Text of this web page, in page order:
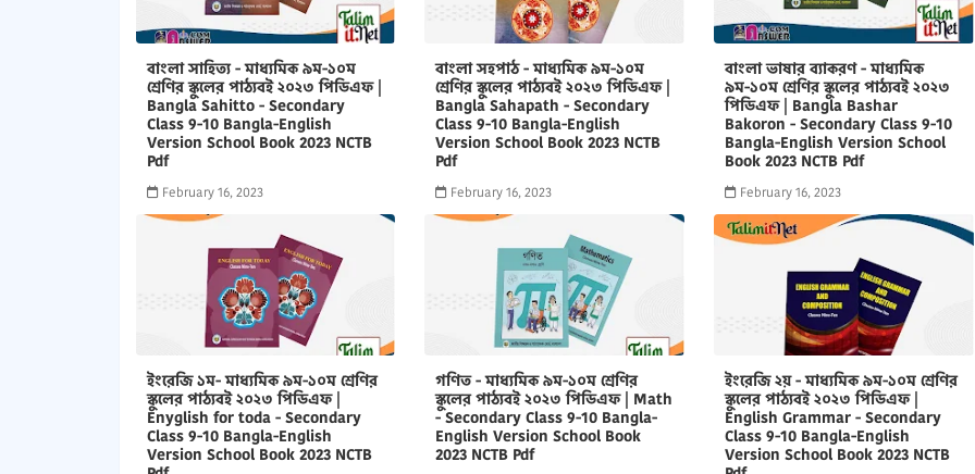
বাংলা সাহিত্য - মাধ্যমিক ৯ম-১০ম
শ্রেণির স্কুলের পাঠ্যবই ২০২৩ পিডিএফ |
Bangla Sahitto - Secondary
Class 9-10 Bangla-English
Version School Book 2023 NCTB
Pdf
February 16, 2023
বাংলা সহপাঠ - মাধ্যমিক ৯ম-১০ম
শ্রেণির স্কুলের পাঠ্যবই ২০২৩ পিডিএফ |
Bangla Sahapath - Secondary
Class 9-10 Bangla-English
Version School Book 2023 NCTB
Pdf
February 16, 2023
বাংলা ভাষার ব্যাকরণ - মাধ্যমিক
৯ম-১০ম শ্রেণির স্কুলের পাঠ্যবই ২০২৩
পিডিএফ | Bangla Bashar
Bakoron - Secondary Class 9-10
Bangla-English Version School
Book 2023 NCTB Pdf
February 16, 2023
ইংরেজি ১ম- মাধ্যমিক ৯ম-১০ম শ্রেণির
স্কুলের পাঠ্যবই ২০২৩ পিডিএফ |
Enyglish for toda - Secondary
Class 9-10 Bangla-English
Version School Book 2023 NCTB
গণিত - মাধ্যমিক ৯ম-১০ম শ্রেণির
স্কুলের পাঠ্যবই ২০২৩ পিডিএফ | Math
- Secondary Class 9-10 Bangla-
English Version School Book
2023 NCTB Pdf
ইংরেজি ২য় - মাধ্যমিক ৯ম-১০ম শ্রেণির
স্কুলের পাঠ্যবই ২০২৩ পিডিএফ |
English Grammar - Secondary
Class 9-10 Bangla-English
Version School Book 2023 NCTB